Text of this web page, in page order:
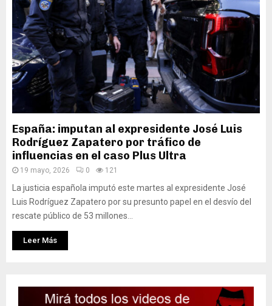
España: imputan al expresidente José Luis
Rodríguez Zapatero por tráfico de
influencias en el caso Plus Ultra
19 mayo, 2026 0 121
La justicia española imputó este martes al expresidente José
Luis Rodríguez Zapatero por su presunto papel en el desvío del
rescate público de 53 millones...
Leer Más